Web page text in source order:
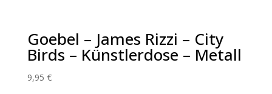
Goebel – James Rizzi – City
Birds – Künstlerdose – Metall
9,95 €